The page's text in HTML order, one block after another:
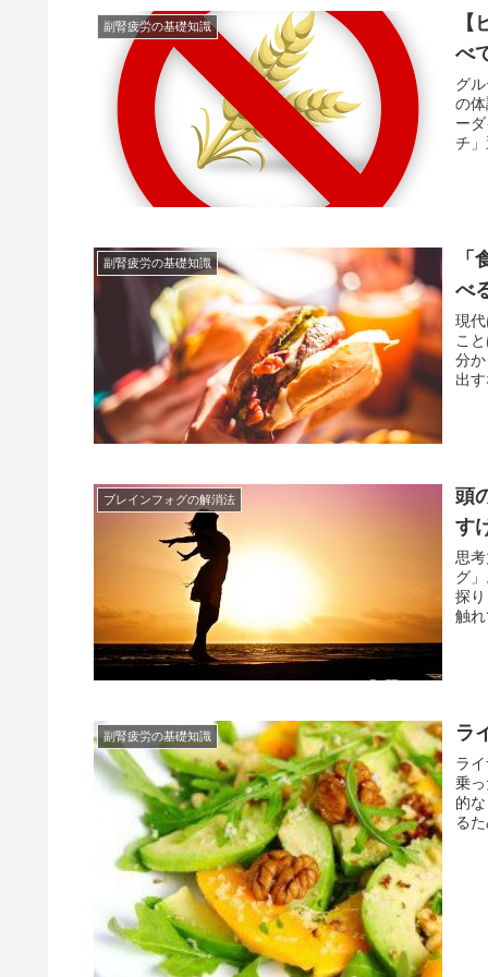
副腎疲労の基礎知識
べ
グ
の
ー
チ
副腎疲労の基礎知識
べ
現
こ
分
出
ブレインフォグの解消法
頭
す
思
グ
探
触
副腎疲労の基礎知識 ラ
ラ
乗
的
る